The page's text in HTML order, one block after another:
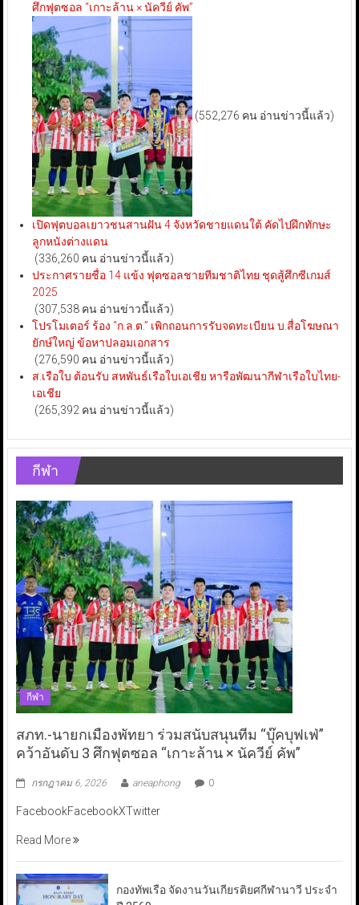
ศึกฟุตซอล “เกาะล้าน × นัควีย์ คัพ”
(552,276 คน อ่านข่าวนี้แล้ว)
เปิดฟุตบอลเยาวชนสานฝัน 4 จังหวัดชายแดนใต้ คัดไปฝึกทักษะ
ลูกหนังต่างแดน
(336,260 คน อ่านข่าวนี้แล้ว)
ประกาศรายชื่อ 14 แข้ง ฟุตซอลชายทีมชาติไทย ชุดสู้ศึกซีเกมส์
2025
(307,538 คน อ่านข่าวนี้แล้ว)
โปรโมเตอร์ ร้อง “ก.ล.ต.” เพิกถอนการรับจดทะเบียน บ.สื่อโฆษณา
ยักษ์ใหญ่ ข้อหาปลอมเอกสาร
(276,590 คน อ่านข่าวนี้แล้ว)
ส.เรือใบ ต้อนรับ สหพันธ์เรือใบเอเชีย หารือพัฒนากีฬาเรือใบไทย-
เอเชีย
(265,392 คน อ่านข่าวนี้แล้ว)
กีฬา
กีฬา
สภท.-นายกเมืองพัทยา ร่วมสนับสนุนทีม “บุ๊คบุฟเฟ่”
คว้าอันดับ 3 ศึกฟุตซอล “เกาะล้าน × นัควีย์ คัพ”
กรกฎาคม 6, 2026 aneaphong 0
FacebookFacebookXTwitter
Read More
กองทัพเรือ จัดงานวันเกียรติยศกีฬานาวี ประจำ